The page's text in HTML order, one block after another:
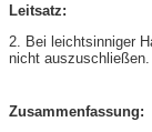
Leitsatz:
2. Bei leichtsinniger
nicht auszuschließen.
Zusammenfassung: